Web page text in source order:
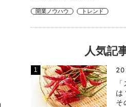
開業ノウハウ トレンド
人気記
は
そ